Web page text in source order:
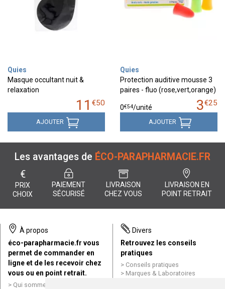
Quies
Masque occultant nuit &
relaxation
11 €50
AJOUTER
Quies
Protection auditive mousse 3
paires - fluo (rose,vert,orange)
3€25
0€54/unité
AJOUTER
Les avantages de ÉCO-PARAPHARMACIE.FR
€
PRIX
CHOIX
PAIEMENT
SÉCURISÉ
LIVRAISON
CHEZ VOUS
LIVRAISON EN
POINT RETRAIT
À propos
éco-parapharmacie.fr vous
permet de commander en
ligne et de les recevoir chez
vous ou en point retrait.
Qui sommes nous ?
Divers
Retrouvez les conseils
pratiques
Conseils pratiques
Marques & Laboratoires